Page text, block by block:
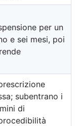
per un
e sei mesi, poi
subentrano i
di